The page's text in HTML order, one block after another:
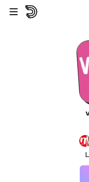
Passer au contenu